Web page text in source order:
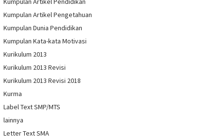
Kumpulan Artikel Pengetahuan
Kumpulan Dunia Pendidikan
Kumpulan Kata-kata Motivasi
Kurikulum 2013
Kurikulum 2013 Revisi
Kurikulum 2013 Revisi 2018
Kurma
Label Text SMP/MTS
lainnya
Letter Text SMA